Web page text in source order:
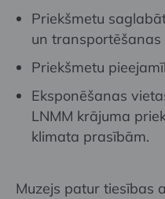
Priekšmetu
un transportēšanas
Priekšmetu
Eksponēšanas
LNMM krājuma
klimata prasībām.
Muzejs patur tiesības